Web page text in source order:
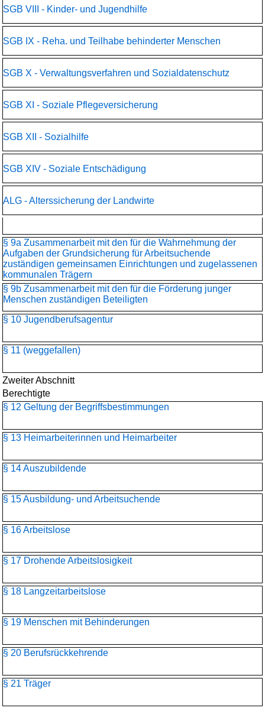
SGB VIII
SGB IX
SGB X
SGB XI
SGB XII
SGB XIV
ALG
§ 3 Leistungen der Arbeitsförderung
§ 4 Vorrang der Vermittlung
§ 5 Vorrang der aktiven Arbeitsförderung
§ 6 (weggefallen)
§ 7 Auswahl von Leistungen der aktiven Arbeitsförderung
§ 8 Vereinbarkeit von Familie und Beruf
§ 9a Zusammenarbeit mit den für die Wahrnehmung der
Aufgaben der Grundsicherung für Arbeitsuchende
zuständigen gemeinsamen Einrichtungen und zugelassenen
kommunalen Trägern
§ 9b Zusammenarbeit mit den für die Förderung junger
Menschen zuständigen Beteiligten
§ 10 Jugendberufsagentur
§ 11 (weggefallen)
Zweiter Abschnitt
Berechtigte
§ 12 Geltung der Begriffsbestimmungen
§ 13 Heimarbeiterinnen und Heimarbeiter
§ 14 Auszubildende
§ 15 Ausbildung- und Arbeitsuchende
§ 16 Arbeitslose
§ 17 Drohende Arbeitslosigkeit
§ 18 Langzeitarbeitslose
§ 19 Menschen mit Behinderungen
§ 20 Berufsrückkehrende
§ 21 Träger